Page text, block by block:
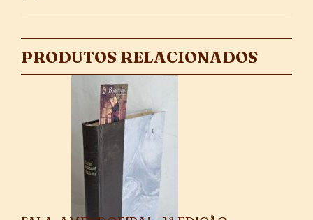
PRODUTOS RELACIONADOS